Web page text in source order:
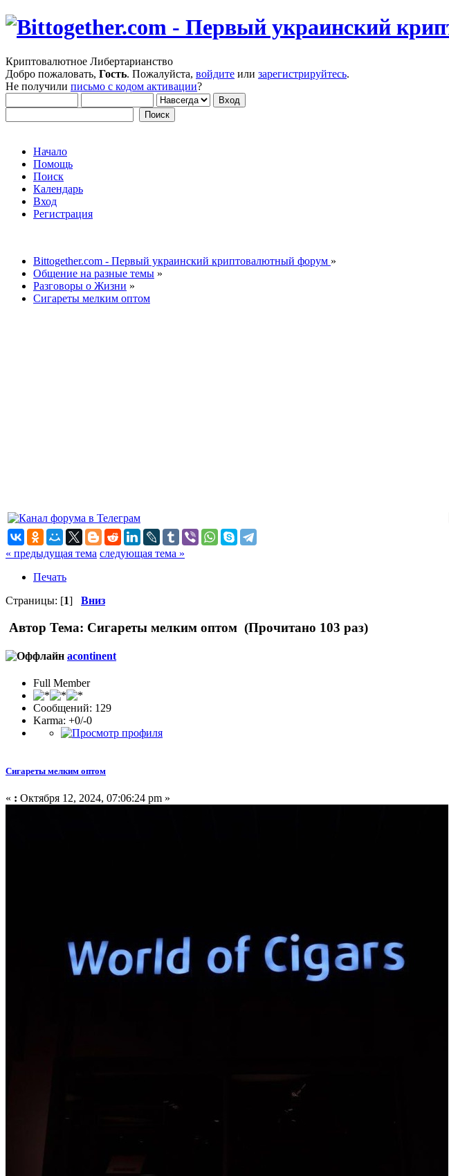
Криптовалютное Либертарианство
Добро пожаловать, Гость. Пожалуйста, войдите или зарегистрируйтесь.
Не получили письмо с кодом активации?
Начало
Помощь
Поиск
Календарь
Вход
Регистрация
Bittogether.com - Первый украинский криптовалютный форум »
Общение на разные темы »
Разговоры о Жизни »
Сигареты мелким оптом
« предыдущая тема следующая тема »
Печать
Страницы: [1] Вниз
Автор Тема: Сигареты мелким оптом (Прочитано 103 раз)
acontinent
Full Member
Сообщений: 129
Karma: +0/-0
Сигареты мелким оптом
« : Октября 12, 2024, 07:06:24 pm »